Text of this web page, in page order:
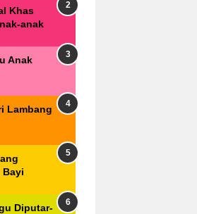
Khas
anak
Anak
Lambang
Bayi
Diputar-